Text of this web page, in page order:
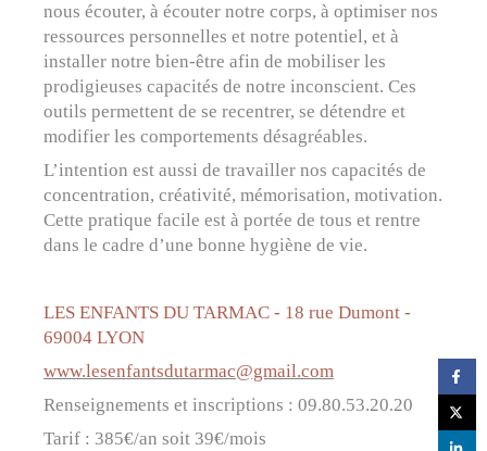
nous écouter, à écouter notre corps, à optimiser nos
ressources personnelles et notre potentiel, et à
installer notre bien-être afin de mobiliser les
prodigieuses capacités de notre inconscient. Ces
outils permettent de se recentrer, se détendre et
modifier les comportements désagréables.
L’intention est aussi de travailler nos capacités de
concentration, créativité, mémorisation, motivation.
Cette pratique facile est à portée de tous et rentre
dans le cadre d’une bonne hygiène de vie.
LES ENFANTS DU TARMAC - 18 rue Dumont -
69004 LYON
www.lesenfantsdutarmac@gmail.com​​​​​​​
Renseignements et inscriptions : 09.80.53.20.20
Tarif : 385€/an soit 39€/mois